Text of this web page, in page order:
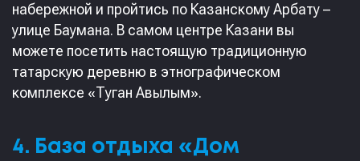
набережной и пройтись по Казанскому Арбату –
улице Баумана. В самом центре Казани вы
можете посетить настоящую традиционную
татарскую деревню в этнографическом
комплексе «Туган Авылым».
4. База отдыха «Дом